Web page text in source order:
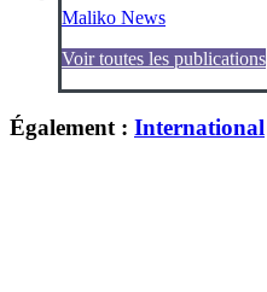
Maliko News
Voir toutes les publications
Également : International